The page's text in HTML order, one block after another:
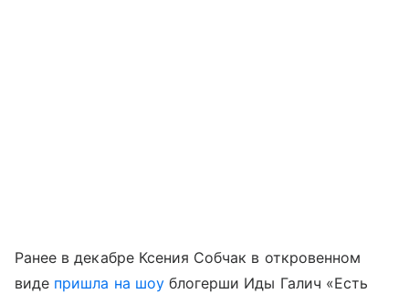
Ранее в декабре Ксения Собчак в откровенном
виде пришла на шоублогерши Иды Галич «Есть